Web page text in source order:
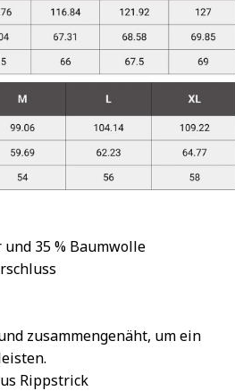
35 % Baumwolle
zusammengenäht, um ein
Rippstrick